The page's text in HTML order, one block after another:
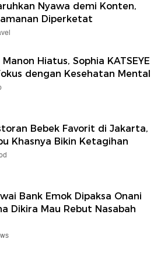
Nyawa demi Konten,
Diperketat
Manon Hiatus, Sophia KATSEYE
dengan Kesehatan Mental
Bebek Favorit di Jakarta,
Khasnya Bikin Ketagihan
Bank Emok Dipaksa Onani
Dikira Mau Rebut Nasabah